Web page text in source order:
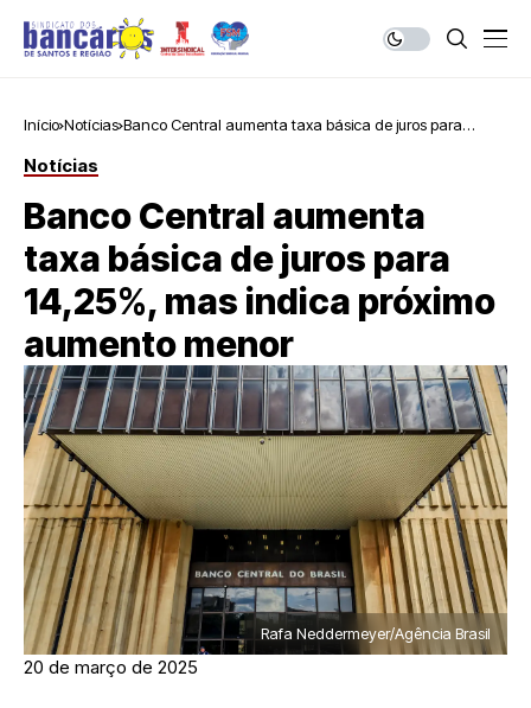
Início Notícias Banco Central aumenta taxa básica de juros para
Notícias
Banco Central aumenta
taxa básica de juros para
14,25%, mas indica próximo
aumento menor
Rafa Neddermeyer/Agência Brasil
20 de março de 2025